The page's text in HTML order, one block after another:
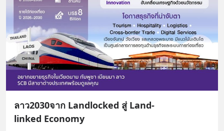
ลาว2030จาก Landlocked สู่ Land-
linked Economy